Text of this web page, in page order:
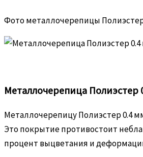
Фото металлочерепицы
Металлочерепица Полиэстер
Металлочерепицу Полиэстер 0.4
Это покрытие противостоит
процент выцветания и